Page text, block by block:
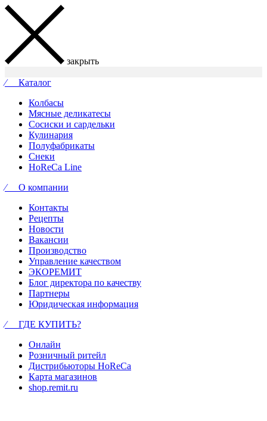
закрыть
⁄ Каталог
Колбасы
Мясные деликатесы
Сосиски и сардельки
Кулинария
Полуфабрикаты
Снеки
HoReCa Line
⁄ О компании
Контакты
Рецепты
Новости
Вакансии
Производство
Управление качеством
ЭКОРЕМИТ
Блог директора по качеству
Партнеры
Юридическая информация
⁄ ГДЕ КУПИТЬ?
Онлайн
Розничный ритейл
Дистрибьюторы HoReCa
Карта магазинов
shop.remit.ru